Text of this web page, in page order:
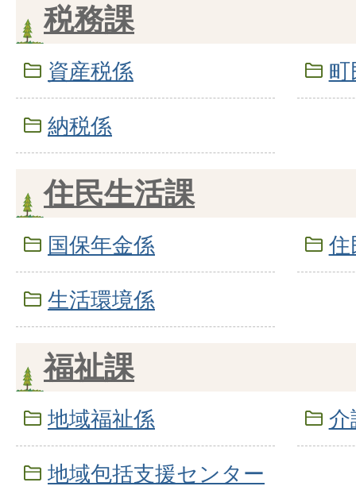
税務課
資産税係 町
納税係
住民生活課
国保年金係 住
生活環境係
福祉課
地域福祉係 介
地域包括支援センター